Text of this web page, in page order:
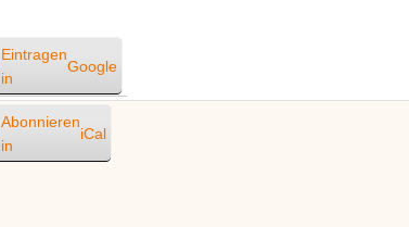
Eintragen
in
Google
Abonnieren
in
iCal